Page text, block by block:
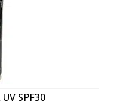
SPF30